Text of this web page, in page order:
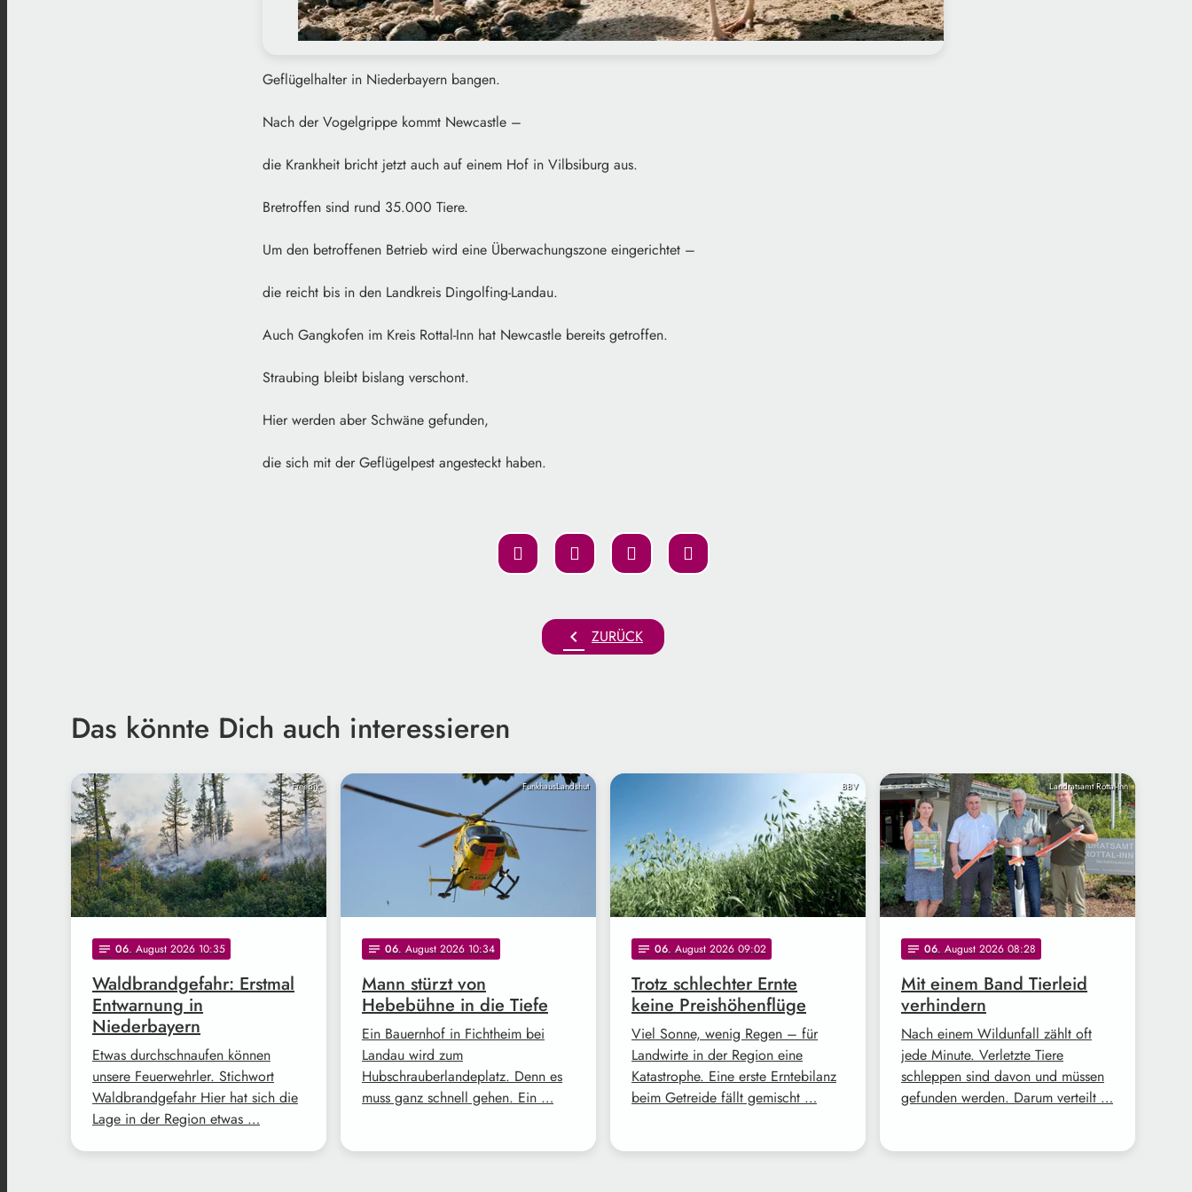
Geflügelhalter in Niederbayern bangen.
Nach der Vogelgrippe kommt Newcastle –
die Krankheit bricht jetzt auch auf einem Hof in Vilbsiburg aus.
Bretroffen sind rund 35.000 Tiere.
Um den betroffenen Betrieb wird eine Überwachungszone eingerichtet –
die reicht bis in den Landkreis Dingolfing-Landau.
Auch Gangkofen im Kreis Rottal-Inn hat Newcastle bereits getroffen.
Straubing bleibt bislang verschont.
Hier werden aber Schwäne gefunden,
die sich mit der Geflügelpest angesteckt haben.
chevron_left ZURÜCK
Das könnte Dich auch interessieren
Freepik
notes 06. August 2026 10:35
Waldbrandgefahr: Erstmal
Entwarnung in
Niederbayern
Etwas durchschnaufen können
unsere Feuerwehrler. Stichwort
Waldbrandgefahr Hier hat sich die
Lage in der Region etwas …
FunkhausLandshut
notes 06. August 2026 10:34
Mann stürzt von
Hebebühne in die Tiefe
Ein Bauernhof in Fichtheim bei
Landau wird zum
Hubschrauberlandeplatz. Denn es
muss ganz schnell gehen. Ein …
BBV
notes 06. August 2026 09:02
Trotz schlechter Ernte
keine Preishöhenflüge
Viel Sonne, wenig Regen – für
Landwirte in der Region eine
Katastrophe. Eine erste Erntebilanz
beim Getreide fällt gemischt …
Landratsamt Rottal-Inn
notes 06. August 2026 08:28
Mit einem Band Tierleid
verhindern
Nach einem Wildunfall zählt oft
jede Minute. Verletzte Tiere
schleppen sind davon und müssen
gefunden werden. Darum verteilt …